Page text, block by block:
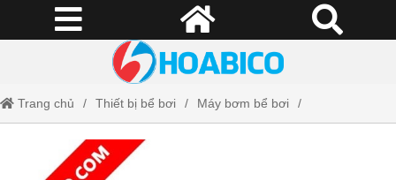
Trang chủ Thiết bị bể bơi Máy bơm bể bơi
Máy Bơm Kripsol KAP300M